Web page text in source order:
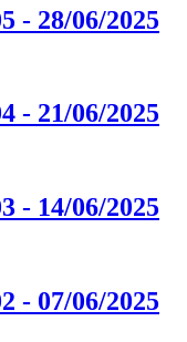
- 28/06/2025
- 21/06/2025
- 14/06/2025
- 07/06/2025